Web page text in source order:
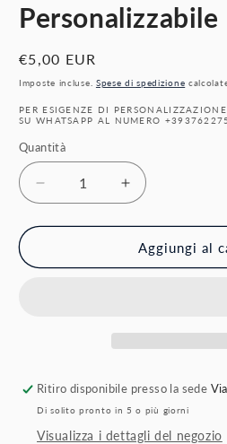
Personalizzabile
Prezzo
di
€5,00 EUR
Imposte incluse. Spese di spedizione
PER ESIGENZE DI
SU WHATSAPP AL NUMERO
Quantità
Quantità
Diminuisci
quantità
per
Colori
Aumenta
quantità
per
Valigetta
Colori
Aggiungi al
Ritiro disponibile presso la sede
Di solito pronto in 5 o più giorni
Visualizza i dettagli del negozio